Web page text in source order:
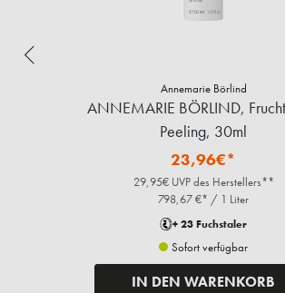
Annemarie Börlind
ANNEMARIE BÖRLIND,
Peeling, 30ml
23,96€*
29,95€ UVP des Herstellers**
798,67 €* / 1 Liter
+ 23 Fuchstaler
Sofort verfügbar
IN DEN WARENKORB